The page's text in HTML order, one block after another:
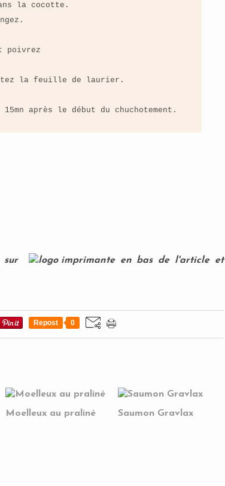
la cocotte.
poivrez
la feuille de laurier.
après le début du chuchotement.
en bas de l'article et
Repost 0
Moelleux au praliné Saumon Gravlax